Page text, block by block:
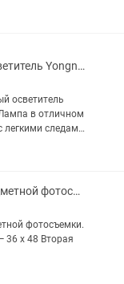
Светодиодный осветитель Yongnuo YN660 LED
осветитель
легкими следами
работают
Фотофон для предметной фотосъемки
фотосъемки.
36 х 48 Вторая